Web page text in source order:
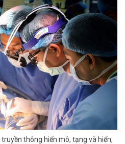
thông hiến mô, tạng và hiến,